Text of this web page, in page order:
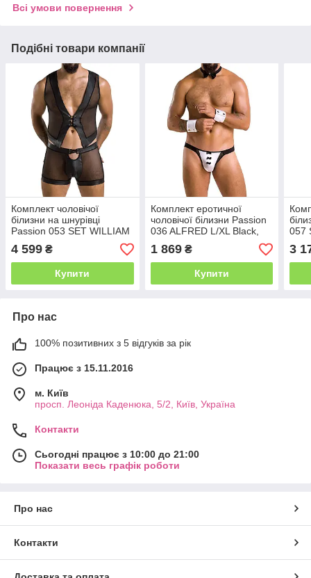
Всі умови повернення
Подібні товари компанії
Комплект чоловічої
білизни на шнурівці
Passion 053 SET WILLIAM
L/XL Black, жилет, боксери
4 599 ₴
Купити
Комплект еротичної
чоловічої білизни Passion
036 ALFRED L/XL Black,
труси, комір, манжети
1 869₴
Купити
057
3
Про нас
100% позитивних з 5 відгуків за рік
Працює з 15.11.2016
м. Київ
просп. Леоніда Каденюка, 5/2, Київ, Україна
Контакти
Сьогодні працює з 10:00 до 21:00
Показати весь графік роботи
Про нас
Контакти